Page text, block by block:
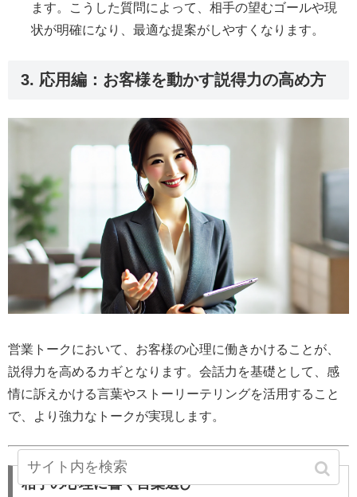
ます。こうした質問によって、相手の望むゴールや現
状が明確になり、最適な提案がしやすくなります。
3. 応用編：お客様を動かす説得力の高め方
営業トークにおいて、お客様の心理に働きかけることが、
説得力を高めるカギとなります。会話力を基礎として、感
情に訴えかける言葉やストーリーテリングを活用すること
で、より強力なトークが実現します。
相手の心理に響く言葉選び